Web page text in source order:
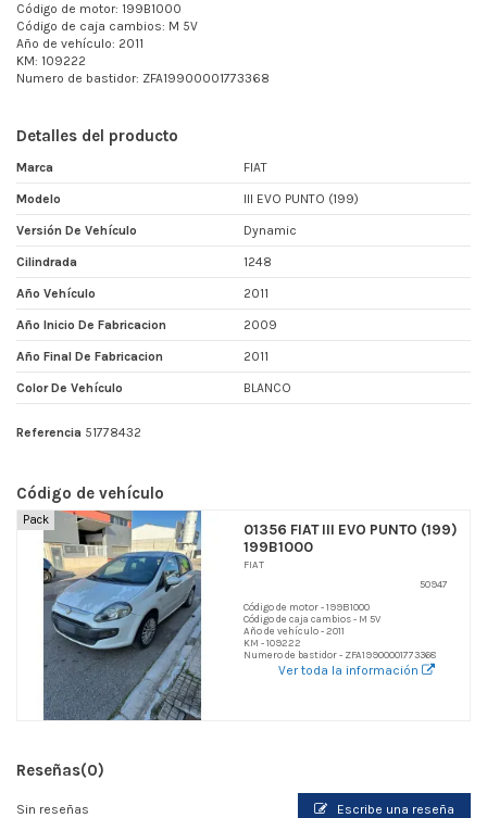
Código de motor: 199B1000
Código de caja cambios: M 5V
Año de vehículo: 2011
KM: 109222
Numero de bastidor: ZFA19900001773368
Detalles del producto
Marca FIAT
Modelo III EVO PUNTO (199)
Versión De Vehículo Dynamic
Cilindrada 1248
Año Vehículo 2011
Año Inicio De Fabricacion 2009
Año Final De Fabricacion 2011
Color De Vehículo BLANCO
Referencia 51778432
Código de vehículo
Pack
01356 FIAT III EVO PUNTO (199)
199B1000
FIAT
50947
Código de motor - 199B1000
Código de caja cambios - M 5V
Año de vehículo - 2011
KM - 109222
Numero de bastidor - ZFA19900001773368
Ver toda la información
Reseñas(0)
Sin reseñas Escribe una reseña